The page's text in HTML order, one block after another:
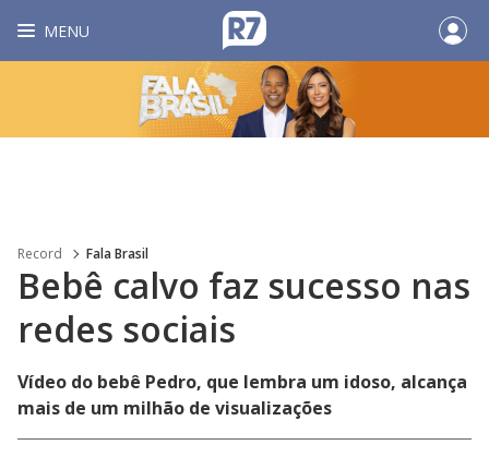
MENU
Record Fala Brasil
Bebê calvo faz sucesso nas
redes sociais
Vídeo do bebê Pedro, que lembra um idoso, alcança
mais de um milhão de visualizações